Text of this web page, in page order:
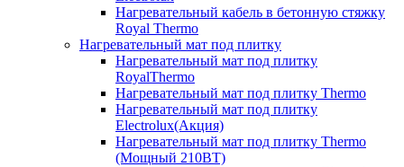
Нагревательный кабель в бетонную стяжку
Royal Thermo
Нагревательный мат под плитку
Нагревательный мат под плитку
RoyalThermo
Нагревательный мат под плитку Thermo
Нагревательный мат под плитку
Electrolux(Акция)
Нагревательный мат под плитку Thermo
(Мощный 210ВТ)